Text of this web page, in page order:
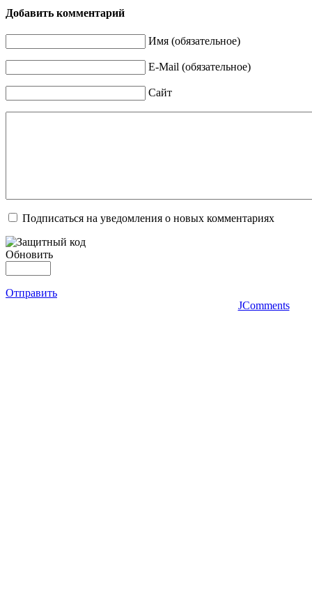
Добавить комментарий
Имя (обязательное)
E-Mail (обязательное)
Сайт
Подписаться на уведомления о новых комментариях
Обновить
Отправить
JComments